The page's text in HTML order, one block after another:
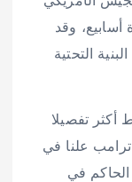
⁠وقد
التحتية
‌تفصيلا
علنا في
الحاكم في